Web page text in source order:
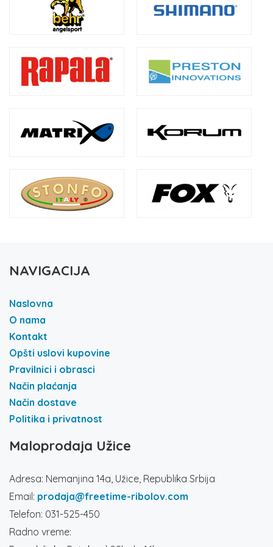
NAVIGACIJA
Naslovna
O nama
Kontakt
Opšti uslovi kupovine
Pravilnici i obrasci
Način plaćanja
Način dostave
Politika i privatnost
Maloprodaja Užice
Adresa: Nemanjina 14a, Užice, Republika Srbija
Email: prodaja@freetime-ribolov.com
Telefon: 031-525-450
Radno vreme: